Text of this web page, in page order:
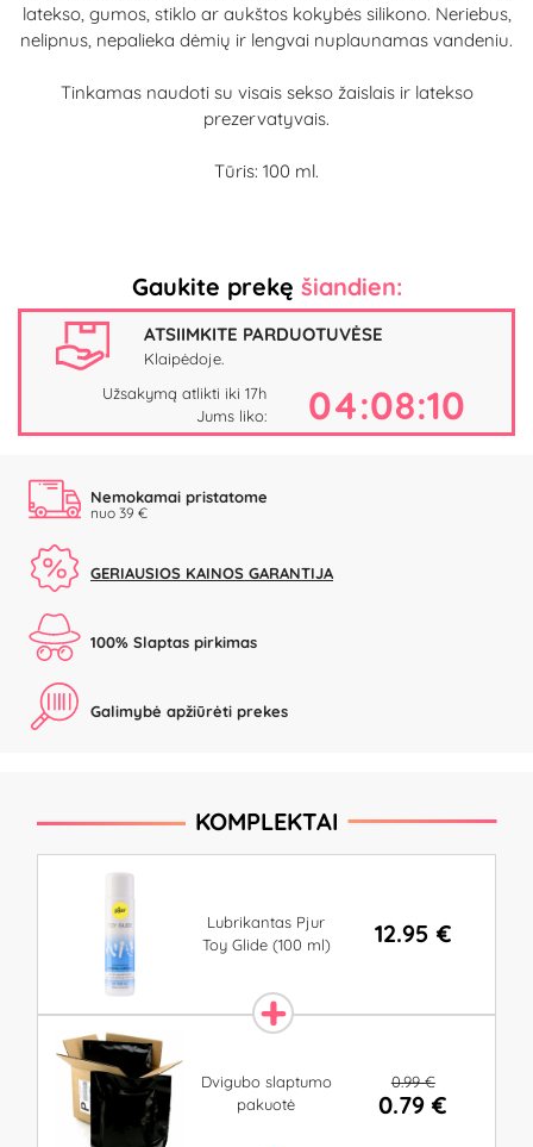
latekso, gumos, stiklo ar aukštos kokybės silikono. Neriebus,
nelipnus, nepalieka dėmių ir lengvai nuplaunamas vandeniu.
Tinkamas naudoti su visais sekso žaislais ir latekso
prezervatyvais.
Tūris: 100 ml.
Gaukite prekę šiandien:
ATSIIMKITE PARDUOTUVĖSE
Klaipėdoje.
Užsakymą atlikti iki 17h
Jums liko:
04:08:10
Nemokamai pristatome
nuo 39 €
GERIAUSIOS KAINOS GARANTIJA
100% Slaptas pirkimas
Galimybė apžiūrėti prekes
KOMPLEKTAI
Lubrikantas Pjur
Toy Glide (100 ml)
12.95 €
Dvigubo slaptumo
pakuotė
0.99 €
0.79 €